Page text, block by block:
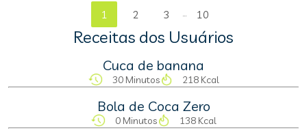
1 2 3 ... 10
Receitas dos Usuários
Cuca de banana
30 Minutos 218 Kcal
Bola de Coca Zero
0 Minutos 138 Kcal